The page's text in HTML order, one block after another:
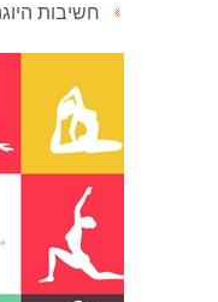
חשיבות